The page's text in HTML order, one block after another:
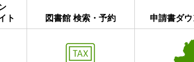
ト
図書館 検索・予約 申請書ダ